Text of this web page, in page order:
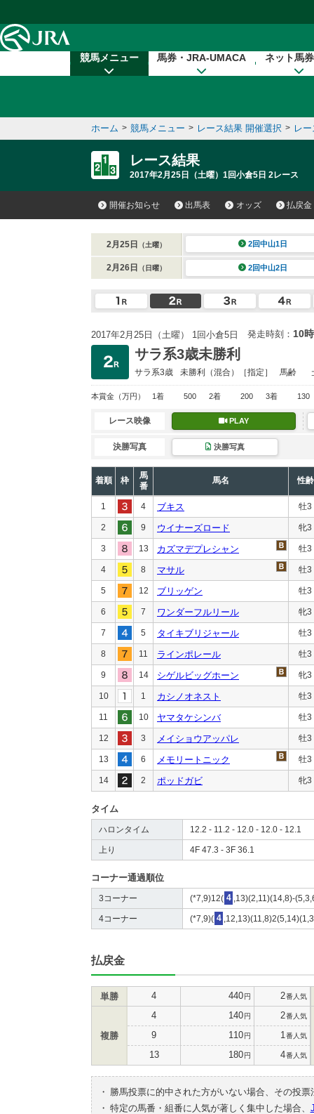
競馬メニュー 馬券・JRA-UMACA ネット馬
ホーム > 競馬メニュー > レース結果 開催選択 > レ
レース結果
2017年2月25日（土曜）1回小倉5日 2レース
開催お知らせ 出馬表 オッズ 払戻金
2月25日 （土曜） 2回中山1日
2月26日 （日曜） 2回中山2日
2017年2月25日（土曜） 1回小倉5日 発走時刻： 10
サラ系3歳未勝利
サラ系3歳 未勝利 （混合）［指定］ 馬齢
本賞金 （万円） 1着 500 2着 200 3着 130
レース映像 PLAY
決勝写真 決勝写真
着順 枠
馬
番
馬名 性齢
1 4 ブキス 牡3
2 9 ウイナーズロード 牝3
3 13 カズマデプレシャン 牡3
4 8 マサル 牡3
5 12 ブリッゲン 牡3
6 7 ワンダーフルリール 牝3
7 5 タイキブリジャール 牡3
8 11 ラインポレール 牡3
9 14 シゲルビッグホーン 牝3
10 1 カシノオネスト 牡3
11 10 ヤマタケシンバ 牡3
12 3 メイショウアッパレ 牡3
13 6 メモリートニック 牡3
14 2 ポッドガビ 牝3
タイム
ハロンタイム 12.2 - 11.2 - 12.0 - 12.0 - 12.1
上り 4F 47.3 - 3F 36.1
コーナー通過順位
3コーナー (*7,9)12( 4 ,13)(2,11)(14,8)-
4コーナー (*7,9)( 4
払戻金
単勝 4 440円 2番人気
複勝
4 140円 2番人気
9 110円 1 番人気
13 180円 4番人気
・
勝馬投票に的中された方がいない場合、その投
・ 特定の馬番・組番に人気が著しく集中した場合、